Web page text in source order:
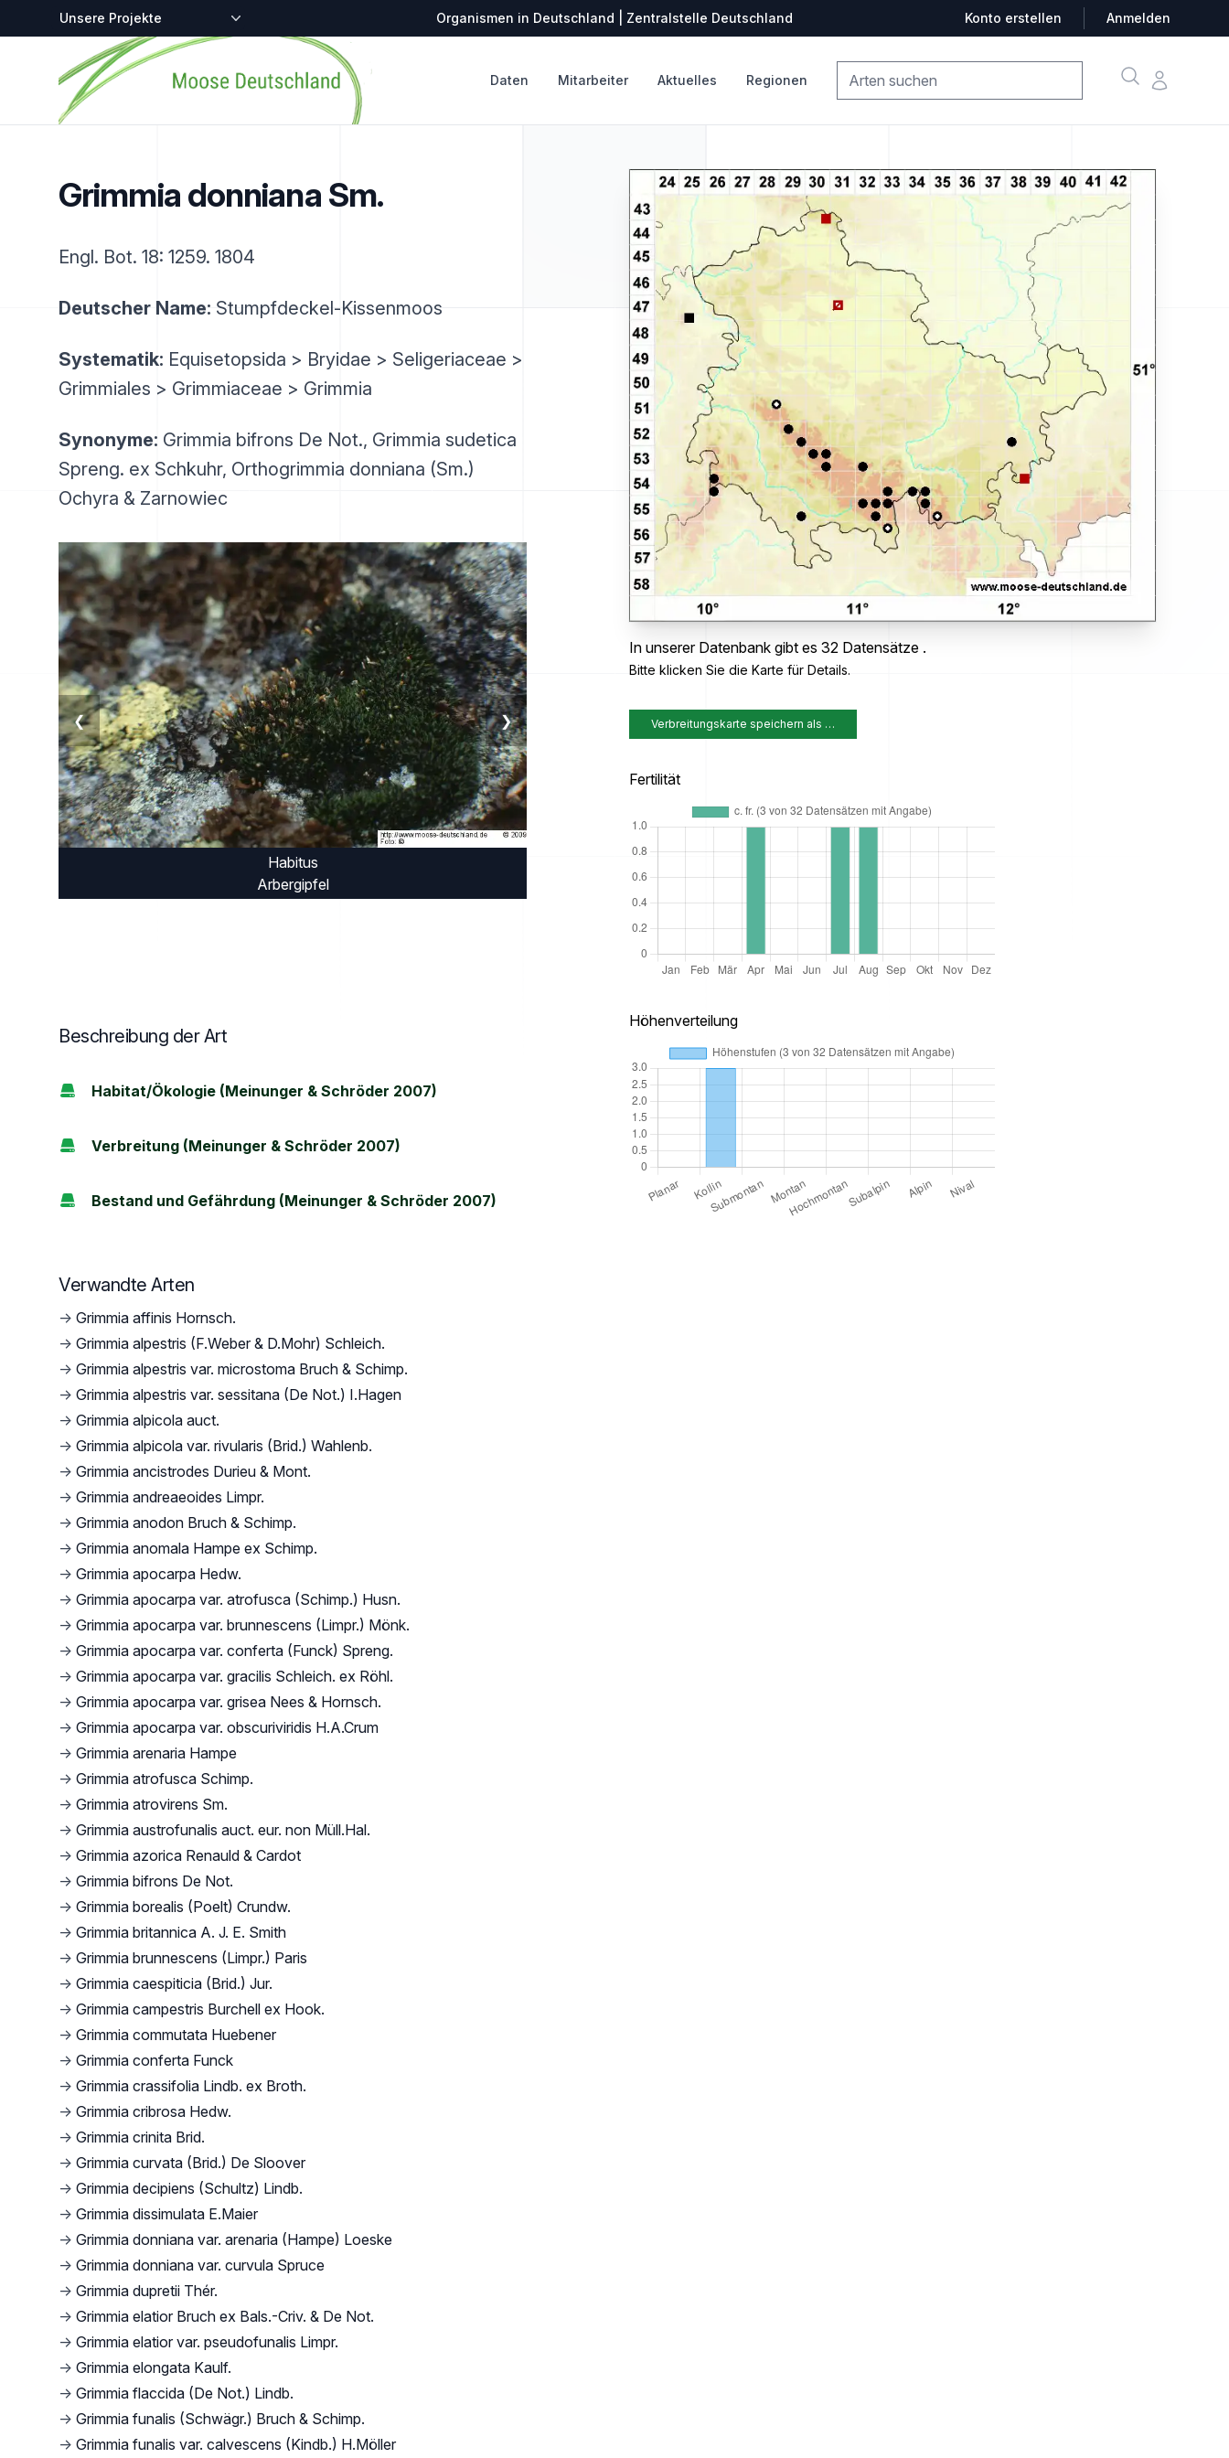
Zentralstellen-Projekte Organismen in Deutschland | Zentralstelle Deutschland Konto erstellen Anmelden
Startseite
Daten Mitarbeiter Aktuelles Regionen SucheKonto
Grimmia donniana Sm.
Engl. Bot. 18: 1259. 1804
Deutscher Name: Stumpfdeckel-Kissenmoos
Systematik: Equisetopsida > Bryidae > Seligeriaceae >
Grimmiales > Grimmiaceae > Grimmia
Synonyme: Grimmia bifrons De Not., Grimmia sudetica
Spreng. ex Schkuhr, Orthogrimmia donniana (Sm.)
Ochyra & Zarnowiec
Habitus
Arbergipfel
❮ ❯
In unserer Datenbank gibt es 32 Datensätze .
Bitte klicken Sie die Karte für Details.
Verbreitungskarte speichern als …
Fertilität
Höhenverteilung
Beschreibung der Art
Habitat/Ökologie (Meinunger & Schröder 2007)
Verbreitung (Meinunger & Schröder 2007)
Bestand und Gefährdung (Meinunger & Schröder 2007)
Verwandte Arten
→ Grimmia affinis Hornsch.
→ Grimmia alpestris (F.Weber & D.Mohr) Schleich.
→ Grimmia alpestris var. microstoma Bruch & Schimp.
→ Grimmia alpestris var. sessitana (De Not.) I.Hagen
→ Grimmia alpicola auct.
→ Grimmia alpicola var. rivularis (Brid.) Wahlenb.
→ Grimmia ancistrodes Durieu & Mont.
→ Grimmia andreaeoides Limpr.
→ Grimmia anodon Bruch & Schimp.
→ Grimmia anomala Hampe ex Schimp.
→ Grimmia apocarpa Hedw.
→ Grimmia apocarpa var. atrofusca (Schimp.) Husn.
→ Grimmia apocarpa var. brunnescens (Limpr.) Mönk.
→ Grimmia apocarpa var. conferta (Funck) Spreng.
→ Grimmia apocarpa var. gracilis Schleich. ex Röhl.
→ Grimmia apocarpa var. grisea Nees & Hornsch.
→ Grimmia apocarpa var. obscuriviridis H.A.Crum
→ Grimmia arenaria Hampe
→ Grimmia atrofusca Schimp.
→ Grimmia atrovirens Sm.
→ Grimmia austrofunalis auct. eur. non Müll.Hal.
→ Grimmia azorica Renauld & Cardot
→ Grimmia bifrons De Not.
→ Grimmia borealis (Poelt) Crundw.
→ Grimmia britannica A. J. E. Smith
→ Grimmia brunnescens (Limpr.) Paris
→ Grimmia caespiticia (Brid.) Jur.
→ Grimmia campestris Burchell ex Hook.
→ Grimmia commutata Huebener
→ Grimmia conferta Funck
→ Grimmia crassifolia Lindb. ex Broth.
→ Grimmia cribrosa Hedw.
→ Grimmia crinita Brid.
→ Grimmia curvata (Brid.) De Sloover
→ Grimmia decipiens (Schultz) Lindb.
→ Grimmia dissimulata E.Maier
→ Grimmia donniana var. arenaria (Hampe) Loeske
→ Grimmia donniana var. curvula Spruce
→ Grimmia dupretii Thér.
→ Grimmia elatior Bruch ex Bals.-Criv. & De Not.
→ Grimmia elatior var. pseudofunalis Limpr.
→ Grimmia elongata Kaulf.
→ Grimmia flaccida (De Not.) Lindb.
→ Grimmia funalis (Schwägr.) Bruch & Schimp.
→ Grimmia funalis var. calvescens (Kindb.) H.Möller